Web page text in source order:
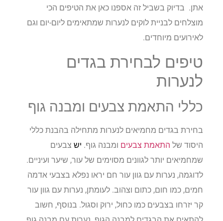
אתן. בדיוק בשביל זה אספנו כאן את הטיפים הכי
מוצלחים לבניית לוקים לנערות שמתאימים ליום-יום וגם
לאירועים מיוחדים.
טיפים לבחירת בגדים
לנערות
כללי התאמת צבעים ומבנה גוף
בחירת בגדים מחמיאים לנערות מתחילה בהבנת כללי
היסוד שלהתאמת צבעיםומבנה גוף.ישצבעים
שמחמיאים יותר לגוונים מסוימים של עור, שיער ועיניים.
לדוגמה, נערות עם גוון עור חם יראו נפלא בצבעי אדמה
חמים, כמו חום, כתום וצהוב. לעומתן, נערות עם גוון עור
קר יזרחו בצבעים כמו כחול, ירוק וסגול. בנוסף, חשוב